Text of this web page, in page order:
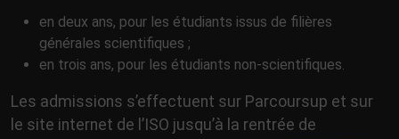
en deux ans, pour les étudiants issus de filières
générales scientifiques ;
en trois ans, pour les étudiants non-scientifiques.
Les admissions s’effectuent sur Parcoursup et sur
le site internet de l’ISO jusqu’à la rentrée de